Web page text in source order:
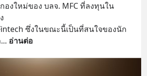
องใหม่ของ บลจ. MFC ที่ลงทุนใน
ซึ่งในขณะนี้เป็นที่สนใจของนัก
... อ่านต่อ